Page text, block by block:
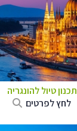
תכנון טיול להונגריה
לחץ לפרטים